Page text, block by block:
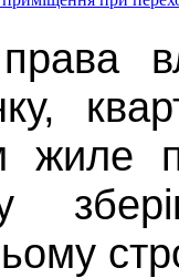
жиле